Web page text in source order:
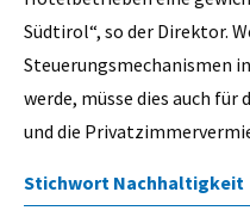
Südtirol“, so der Direktor.
Steuerungsmechanismen
werde, müsse dies auch
und die
Stichwort Nachhaltigkeit